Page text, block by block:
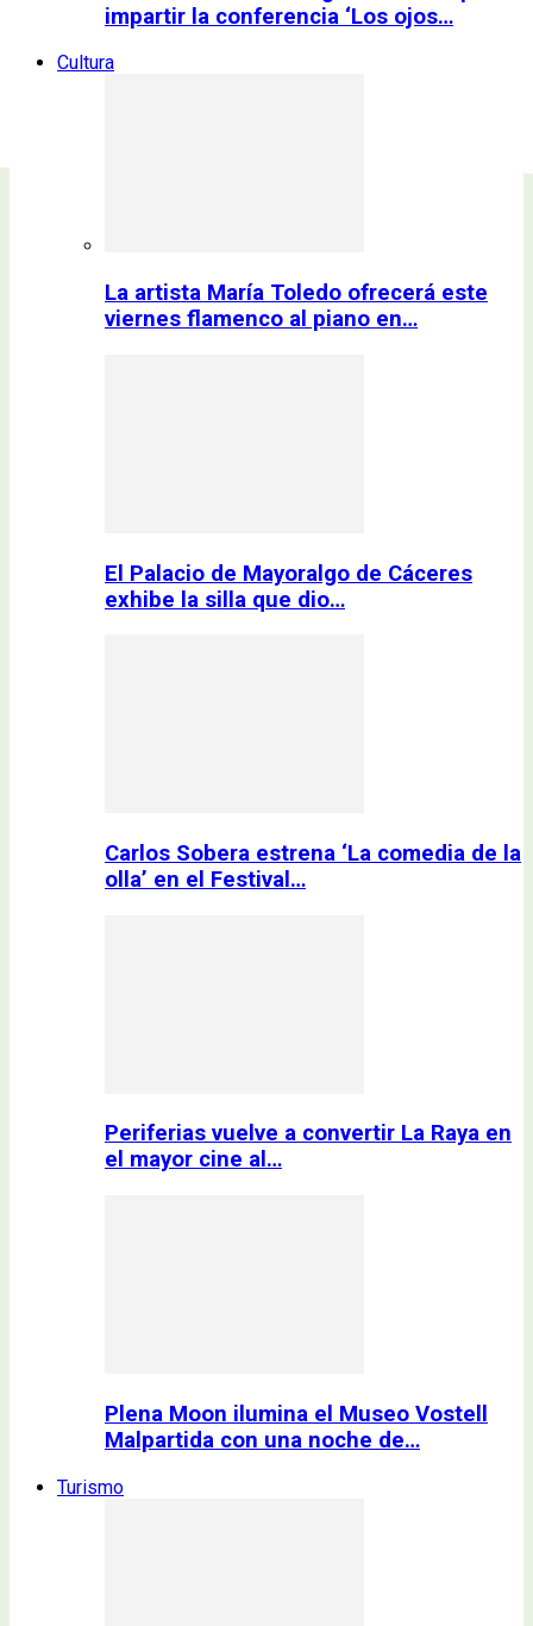
impartir la conferencia ‘Los ojos…
Cultura
La artista María Toledo ofrecerá este
viernes flamenco al piano en…
El Palacio de Mayoralgo de Cáceres
exhibe la silla que dio…
Carlos Sobera estrena ‘La comedia de la
olla’ en el Festival…
Periferias vuelve a convertir La Raya en
el mayor cine al…
Plena Moon ilumina el Museo Vostell
Malpartida con una noche de…
Turismo